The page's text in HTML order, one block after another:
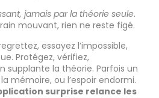
jamais par la théorie seule.
mouvant, rien ne reste figé.
essayez l’impossible,
Protégez, vérifiez,
supplante la théorie. Parfois un
mémoire, ou l’espoir endormi.
surprise relance les